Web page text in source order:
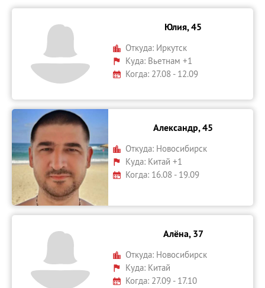
Юлия, 45
Откуда: Иркутск
Куда: Вьетнам +1
Когда: 27.08 - 12.09
Александр, 45
Откуда: Новосибирск
Куда: Китай +1
Когда: 16.08 - 19.09
Алёна, 37
Откуда: Новосибирск
Куда: Китай
Когда: 27.09 - 17.10